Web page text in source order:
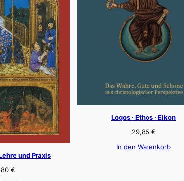
und Praxis
€
Logos · Ethos · Eikon
29,85 €
In den Warenkorb